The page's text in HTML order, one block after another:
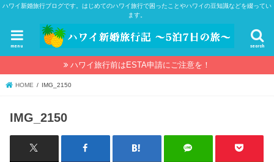
ハワイ新婚旅行ブログです。はじめてのハワイ旅行で困ったことやハワイの豆知識などを綴ってい
ます。
search
menu
ハワイ旅行前はESTA申請にご注意を！
HOME IMG_2150
IMG_2150